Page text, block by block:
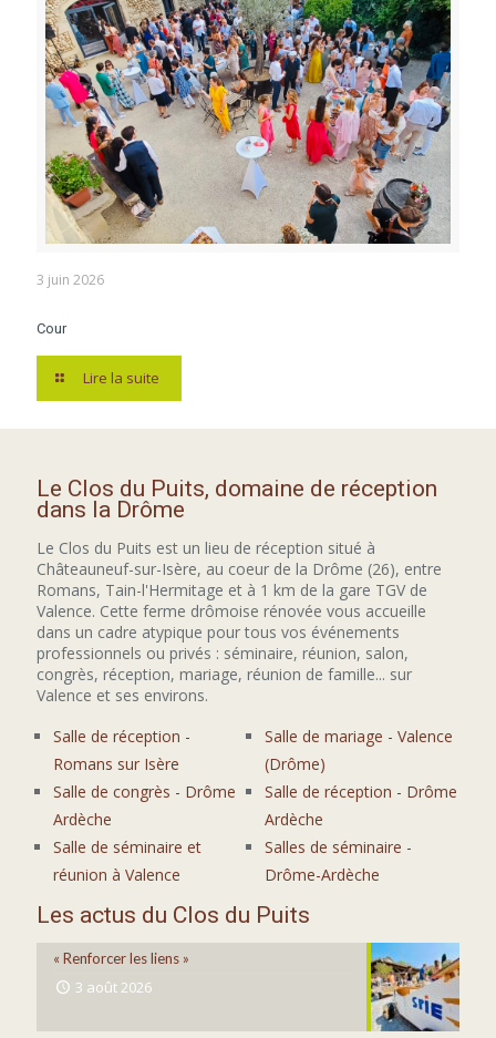
3 juin 2026
Cour
Lire la suite
Le Clos du Puits, domaine de réception
dans la Drôme
Le Clos du Puits est un lieu de réception situé à
Châteauneuf-sur-Isère, au coeur de la Drôme (26), entre
Romans, Tain-l'Hermitage et à 1 km de la gare TGV de
Valence. Cette ferme drômoise rénovée vous accueille
dans un cadre atypique pour tous vos événements
professionnels ou privés : séminaire, réunion, salon,
congrès, réception, mariage, réunion de famille... sur
Valence et ses environs.
Salle de réception -
Romans sur Isère
Salle de congrès - Drôme
Ardèche
Salle de séminaire et
réunion à Valence
Salle de mariage - Valence
(Drôme)
Salle de réception - Drôme
Ardèche
Salles de séminaire -
Drôme-Ardèche
Les actus du Clos du Puits
« Renforcer les liens »
3 août 2026